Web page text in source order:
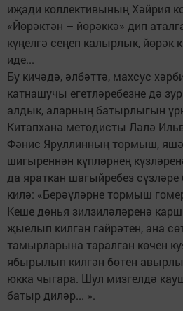
иҗади коллективының Хәйрия
«Йөрәктән – йөрәккә» дип
күңелгә сеңеп калырлык, йөрәк
иде...
Бу кичәдә, әлбәттә, махсус
катнашучы егетләребезне дә
алдык, аларның батырлыгын
Китапханә методисты Ләлә
Фәнис Яруллинның тормыш,
шигыреннән күпләрнең
да яраткан шагыйребез
килә: «Берәүләрне тормыш
Кеше дөнья зилзиләләренә
җыелып килгән гайрәтен, ана
тамырларына таралган көчен
ябырылып килгән бөтен
юкка чыгара. Шул мизгелдә
батыр диләр... ».